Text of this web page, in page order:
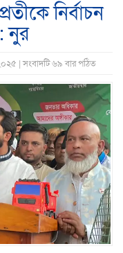
নির্বাচন
নুর
| সংবাদটি ৬৯ বার পঠিত